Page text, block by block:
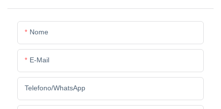
Nome
E-Mail
Telefono/WhatsApp